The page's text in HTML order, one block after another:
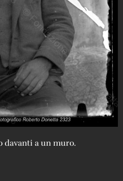
davanti a un muro.